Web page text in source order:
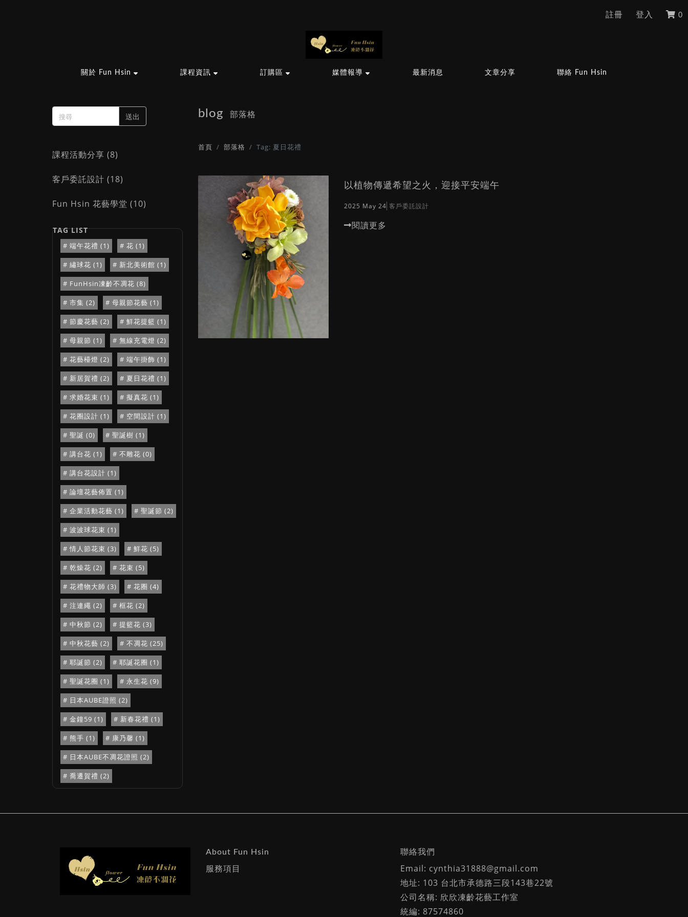
註冊 登入 0
關於 Fun Hsin 課程資訊 訂購區 媒體報導 最新消息 文章分享 聯絡 Fun Hsin
送出
課程活動分享 (8)
客戶委託設計 (18)
Fun Hsin 花藝學堂 (10)
端午花禮 (1) 花 (1)
繡球花 (1) 新北美術館 (1)
FunHsin凍齡不凋花 (8)
市集 (2) 母親節花藝 (1)
節慶花藝 (2) 鮮花提籃 (1)
母親節 (1) 無線充電燈 (2)
花藝檯燈 (2) 端午掛飾 (1)
新居賀禮 (2) 夏日花禮 (1)
求婚花束 (1) 擬真花 (1)
花圈設計 (1) 空間設計 (1)
聖誕 (0) 聖誕樹 (1)
講台花 (1) 不雕花 (0)
講台花設計 (1)
論壇花藝佈置 (1)
企業活動花藝 (1) 聖誕節 (2)
波波球花束 (1)
情人節花束 (3) 鮮花 (5)
乾燥花 (2) 花束 (5)
花禮物大師 (3) 花圈 (4)
注連繩 (2) 框花 (2)
中秋節 (2) 提籃花 (3)
中秋花藝 (2) 不凋花 (25)
耶誕節 (2) 耶誕花圈 (1)
聖誕花圈 (1) 永生花 (9)
日本AUBE證照 (2)
金鐘59 (1) 新春花禮 (1)
熊手 (1) 康乃馨 (1)
日本AUBE不凋花證照 (2)
喬遷賀禮 (2)
blog 部落格
首頁 部落格 Tag: 夏日花禮
以植物傳遞希望之火，迎接平安端午
2025 May 24 客戶委託設計
閱讀更多
About Fun Hsin
服務項目
聯絡我們
Email: cynthia31888@gmail.com
地址: 103 台北市承德路三段143巷22號
公司名稱: 欣欣凍齡花藝工作室
統編: 87574860